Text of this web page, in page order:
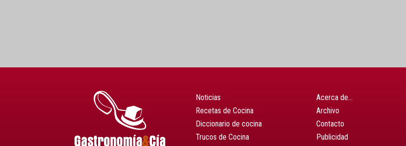
Noticias
Recetas de Cocina
Diccionario de cocina
Trucos de Cocina
Acerca de…
Archivo
Contacto
Publicidad